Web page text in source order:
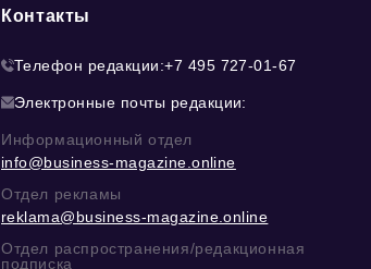
Контакты
Телефон редакции:+7 495 727-01-67
Электронные почты редакции:
Информационный отдел
info@business-magazine.online
Отдел рекламы
reklama@business-magazine.online
Отдел распространения/редакционная
подписка